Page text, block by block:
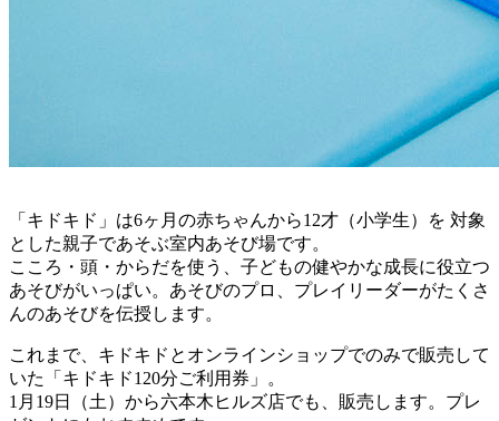
「キドキド」は6ヶ月の赤ちゃんから12才（小学生）を 対象
とした親子であそぶ室内あそび場です。
こころ・頭・からだを使う、子どもの健やかな成長に役立つ
あそびがいっぱい。あそびのプロ、プレイリーダーがたくさ
んのあそびを伝授します。
これまで、キドキドとオンラインショップでのみで販売して
いた「キドキド120分ご利用券」。
1月19日（土）から六本木ヒルズ店でも、販売します。プレ